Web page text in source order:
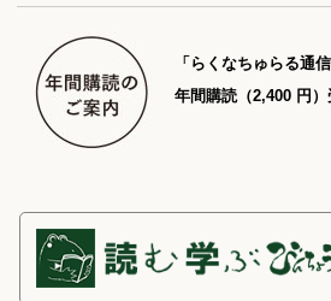
「らくなちゅらる通信
年間購読（2,400 円）